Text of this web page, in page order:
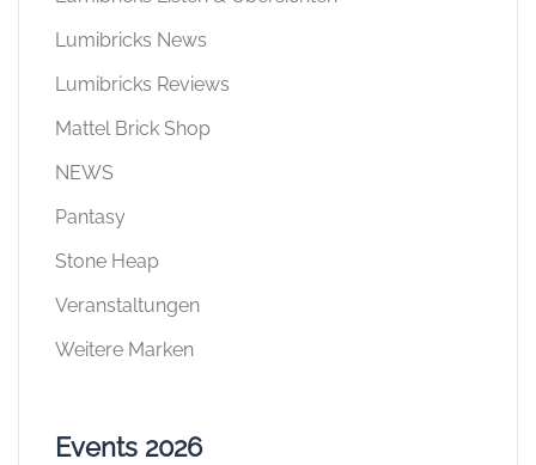
Lumibricks News
Lumibricks Reviews
Mattel Brick Shop
NEWS
Pantasy
Stone Heap
Veranstaltungen
Weitere Marken
Events 2026